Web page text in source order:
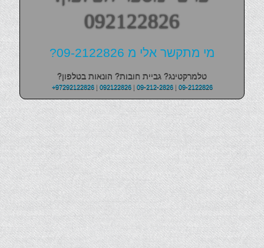
092122826
מי מתקשר אלי מ 09-2122826?
טלמרקטינג? גביית חובות? הונאות בטלפון?
+97292122826| 092122826| 09-212-2826| 09-2122826